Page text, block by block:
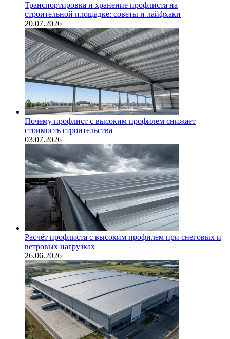
Транспортировка и хранение профлиста на
строительной площадке: советы и лайфхаки
20.07.2026
Почему профлист с высоким профилем снижает
стоимость строительства
03.07.2026
Расчёт профлиста с высоким профилем при снеговых и
ветровых нагрузках
26.06.2026